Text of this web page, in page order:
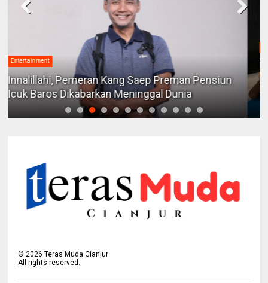
Lyto Pictures Garap Film Drama “People
Pleaser”, Angkat Isu Relasi Sosial yang Dekat
dengan Kehidupan Modern
©2026 Teras Muda Cianjur
All rights reserved.